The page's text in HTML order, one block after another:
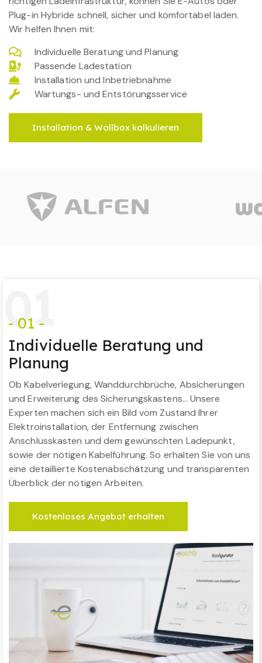
Plug-in Hybride schnell, sicher und komfortabel laden.
Wir helfen Ihnen mit:
Individuelle Beratung und Planung
Passende Ladestation
Installation und Inbetriebnahme
Wartungs- und Entstörungsservice
Installation & Wallbox kalkulieren
01
- 01 -
Individuelle Beratung und
Planung
Ob Kabelverlegung, Wanddurchbrüche, Absicherungen
und Erweiterung des Sicherungskastens… Unsere
Experten machen sich ein Bild vom Zustand Ihrer
Elektroinstallation, der Entfernung zwischen
Anschlusskasten und dem gewünschten Ladepunkt,
sowie der nötigen Kabelführung. So erhalten Sie von uns
eine detaillierte Kostenabschätzung und transparenten
Überblick der nötigen Arbeiten.
Kostenloses Angebot erhalten